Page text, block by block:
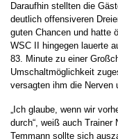
Daraufhin stellten die
deutlich offensiveren
guten Chancen und hatte
WSC II hingegen lauerte
83. Minute zu einer
Umschaltmöglichkeit
versagten ihm die Nerven
„Ich glaube, wenn wir
durch“, weiß auch
Temmann sollte sich